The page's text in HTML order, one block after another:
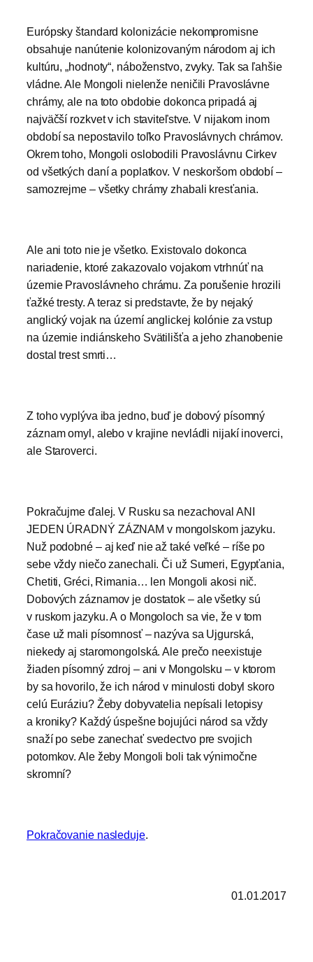
Európsky štandard kolonizácie nekompromisne
obsahuje nanútenie kolonizovaným národom aj ich
kultúru, „hodnoty“, náboženstvo, zvyky. Tak sa ľahšie
vládne. Ale Mongoli nielenže neničili Pravoslávne
chrámy, ale na toto obdobie dokonca pripadá aj
najväčší rozkvet v ich staviteľstve. V nijakom inom
období sa nepostavilo toľko Pravoslávnych chrámov.
Okrem toho, Mongoli oslobodili Pravoslávnu Cirkev
od všetkých daní a poplatkov. V neskoršom období –
samozrejme – všetky chrámy zhabali kresťania.
Ale ani toto nie je všetko. Existovalo dokonca
nariadenie, ktoré zakazovalo vojakom vtrhnúť na
územie Pravoslávneho chrámu. Za porušenie hrozili
ťažké tresty. A teraz si predstavte, že by nejaký
anglický vojak na území anglickej kolónie za vstup
na územie indiánskeho Svätilišťa a jeho zhanobenie
dostal trest smrti…
Z toho vyplýva iba jedno, buď je dobový písomný
záznam omyl, alebo v krajine nevládli nijakí inoverci,
ale Staroverci.
Pokračujme ďalej. V Rusku sa nezachoval ANI
JEDEN ÚRADNÝ ZÁZNAM v mongolskom jazyku.
Nuž podobné – aj keď nie až také veľké – ríše po
sebe vždy niečo zanechali. Či už Sumeri, Egypťania,
Chetiti, Gréci, Rimania… len Mongoli akosi nič.
Dobových záznamov je dostatok – ale všetky sú
v ruskom jazyku. A o Mongoloch sa vie, že v tom
čase už mali písomnosť – nazýva sa Ujgurská,
niekedy aj staromongolská. Ale prečo neexistuje
žiaden písomný zdroj – ani v Mongolsku – v ktorom
by sa hovorilo, že ich národ v minulosti dobyl skoro
celú Euráziu? Žeby dobyvatelia nepísali letopisy
a kroniky? Každý úspešne bojujúci národ sa vždy
snaží po sebe zanechať svedectvo pre svojich
potomkov. Ale žeby Mongoli boli tak výnimočne
skromní?
Pokračovanie nasleduje.
01.01.2017